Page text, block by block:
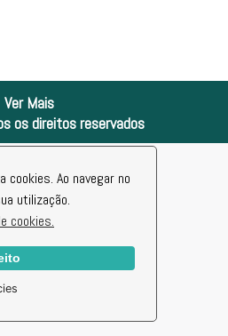
cookies. Ao navegar no
utilização.
cookies.
Ver Mais
os direitos reservados